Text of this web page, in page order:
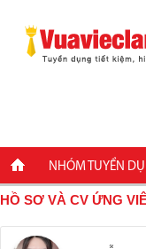
NHÓM TUYỂN
HỒ SƠ VÀ CV ỨNG